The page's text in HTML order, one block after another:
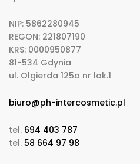
NIP: 5862280945
REGON: 221807190
KRS: 0000950877
81-534 Gdynia
ul. Olgierda 125a nr lok.1
biuro@ph-intercosmetic.pl
tel. 694 403 787
tel. 58 664 97 98